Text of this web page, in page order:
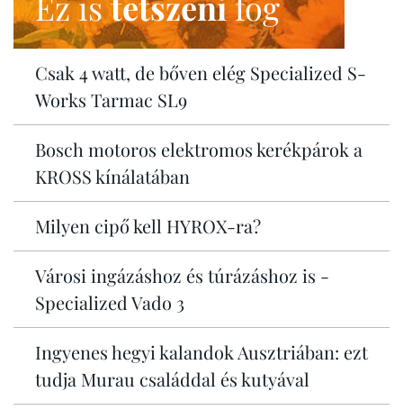
Csak 4 watt, de bőven elég Specialized S-
Works Tarmac SL9
Bosch motoros elektromos kerékpárok a
KROSS kínálatában
Milyen cipő kell HYROX-ra?
Városi ingázáshoz és túrázáshoz is -
Specialized Vado 3
Ingyenes hegyi kalandok Ausztriában: ezt
tudja Murau családdal és kutyával